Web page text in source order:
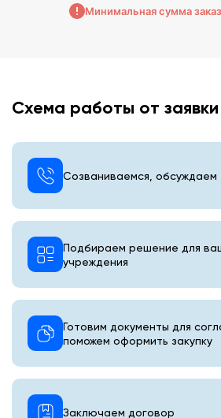
Минимальная сумма
Схема работы от
Созваниваемся, обсуждаем
Подбираем решение для
учреждения
Готовим документы для
поможем оформить закупку
Заключаем договор